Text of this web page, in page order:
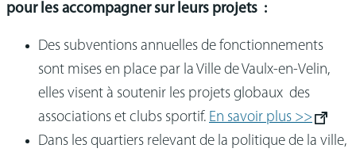
pour les accompagner sur leurs projets :
Des subventions annuelles de fonctionnements
sont mises en place par la Ville de Vaulx-en-Velin,
elles visent à soutenir les projets globaux des
associations et clubs sportif. En savoir plus >>
Dans les quartiers relevant de la politique de la ville,